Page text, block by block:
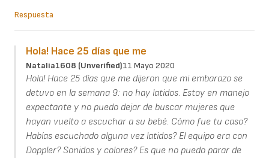
Respuesta
Hola! Hace 25 días que me
Natalia1608 (unverified)11 Mayo 2020
Hola! Hace 25 días que me dijeron que mi embarazo se
detuvo en la semana 9: no hay latidos. Estoy en manejo
expectante y no puedo dejar de buscar mujeres que
hayan vuelto a escuchar a su bebé. Cómo fue tu caso?
Habías escuchado alguna vez latidos? El equipo era con
Doppler? Sonidos y colores? Es que no puedo parar de